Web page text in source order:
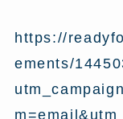
https://
ements/